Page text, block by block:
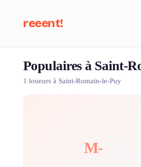
reeent!
Populaires à Saint-
1 loueurs à Saint-Romain-le-Puy
M-